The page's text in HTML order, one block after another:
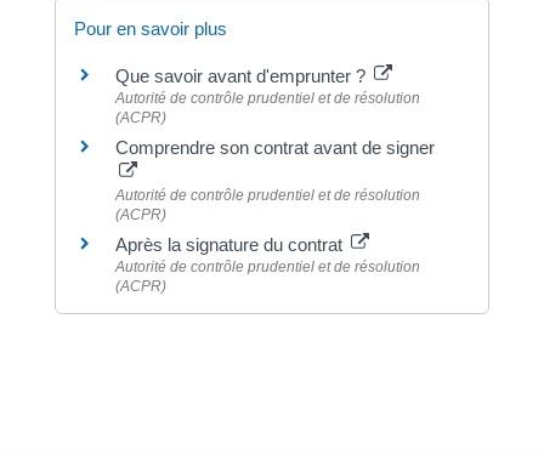
Pour en savoir plus
Que savoir avant d'emprunter ?
Autorité de contrôle prudentiel et de résolution
(ACPR)
Comprendre son contrat avant de signer
Autorité de contrôle prudentiel et de résolution
(ACPR)
Après la signature du contrat
Autorité de contrôle prudentiel et de résolution
(ACPR)